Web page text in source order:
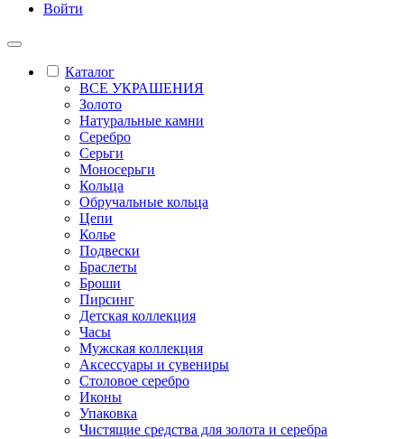
Войти
Каталог
ВСЕ УКРАШЕНИЯ
Золото
Натуральные камни
Серебро
Серьги
Моносерьги
Кольца
Обручальные кольца
Цепи
Колье
Подвески
Браслеты
Броши
Пирсинг
Детская коллекция
Часы
Мужская коллекция
Аксессуары и сувениры
Столовое серебро
Иконы
Упаковка
Чистящие средства для золота и серебра